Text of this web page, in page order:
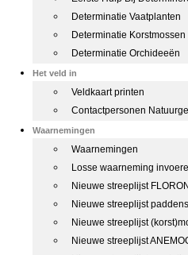
Determinatie Vaatplanten
Determinatie Korstmossen
Determinatie Orchideeën
Het veld in
Veldkaart printen
Contactpersonen
Waarnemingen
Waarnemingen
Losse waarneming
Nieuwe streeplijst FLORON
Nieuwe streeplijst
Nieuwe streeplijst
Nieuwe streeplijst